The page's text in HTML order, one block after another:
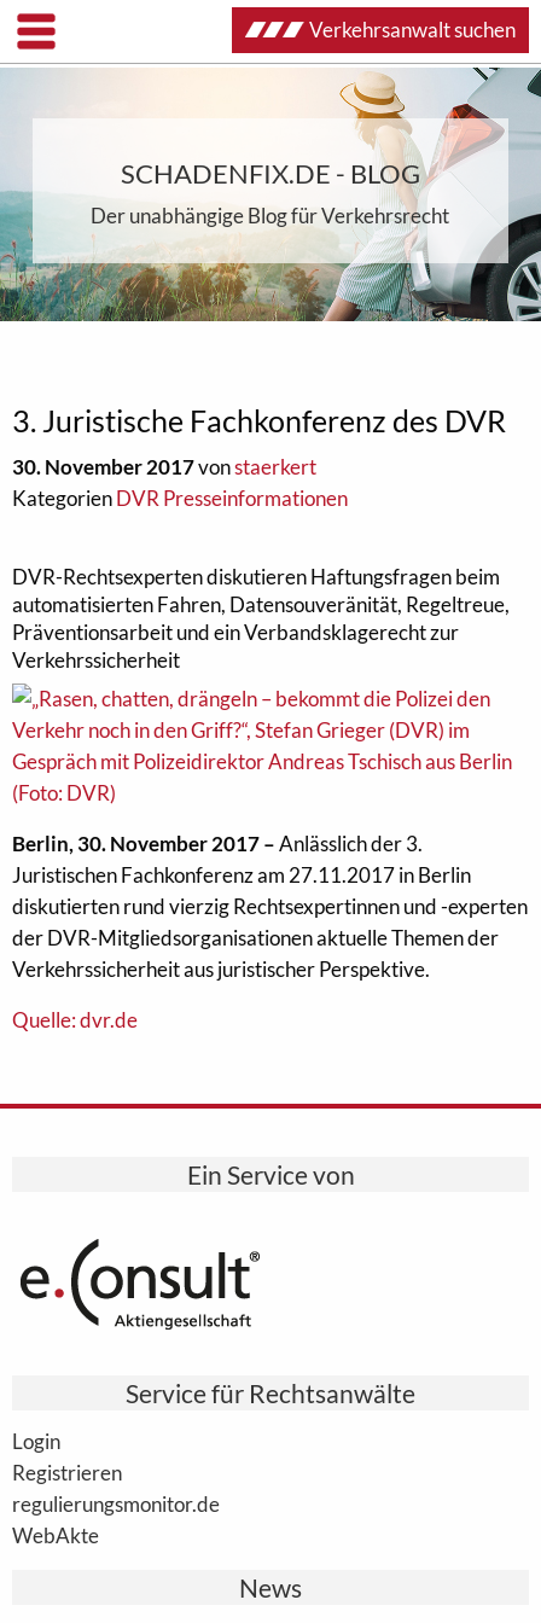
SCHADENFIX.DE - BLOG
Der unabhängige Blog für Verkehrsrecht
3. Juristische Fachkonferenz des DVR
30. November 2017vonstaerkert
KategorienDVR Presseinformationen
DVR-Rechtsexperten diskutieren Haftungsfragen beim
automatisierten Fahren, Datensouveränität, Regeltreue,
Präventionsarbeit und ein Verbandsklagerecht zur
Verkehrssicherheit
Berlin, 30. November 2017 –Anlässlich der 3.
Juristischen Fachkonferenz am 27.11.2017 in Berlin
diskutierten rund vierzig Rechtsexpertinnen und -experten
der DVR-Mitgliedsorganisationen aktuelle Themen der
Verkehrssicherheit aus juristischer Perspektive.
Quelle: dvr.de
Ein Service von
Service für Rechtsanwälte
Login
Registrieren
regulierungsmonitor.de
WebAkte
News
Verkehrsanwalt suchen